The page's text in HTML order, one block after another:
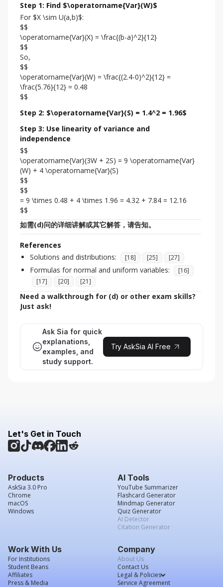
Step 1: Find $\operatorname{Var}(W)$
For $X \sim U(a,b)$:
$$
\operatorname{Var}(X) = \frac{(b-a)^2}{12}
$$
So,
$$
\operatorname{Var}(W) = \frac{(2.4-0)^2}{12} =
\frac{5.76}{12} = 0.48
$$
Step 2: $\operatorname{Var}(S) = 1.4^2 = 1.96$
Step 3: Use linearity of variance and
independence
$$
\operatorname{Var}(3W + 2S) = 9 \operatorname{Var}
(W) + 4 \operatorname{Var}(S)
$$
$$
= 9 \times 0.48 + 4 \times 1.96 = 4.32 + 7.84 = 12.16
$$
如需(d)问的详细讲解或其它解答，请告知。
References
Solutions and distributions:
[18] [25] [27]
Formulas for normal and uniform variables: [16]
[17] [20] [21]
Need a walkthrough for (d) or other exam skills?
Just ask!
Ask Sia for quick
explanations,
examples, and
study support.
Try AskSia AI Free
Let's Get in Touch
Products
AskSia 3.0 Pro
Chrome
macOS
Windows
AI Tools
YouTube Summarizer
Flashcard Generator
Mindmap Generator
Quiz Generator
AI Detector
Citation Generator
Work With Us
For Institutions
Student Beans
Affiliates
Press & Media
Company
About Us
Contact Us
Legal & Policies
Service Agreement